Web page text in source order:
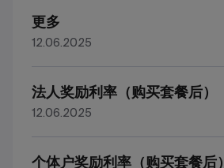
更多
12.06.2025
法人奖励利率（购买套餐后）
12.06.2025
个体户奖励利率（购买套餐后）